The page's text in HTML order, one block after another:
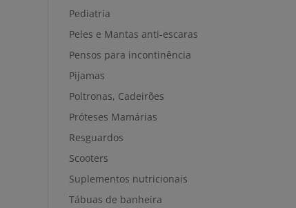
Pediatria
Peles e Mantas anti-escaras
Pensos para incontinência
Pijamas
Poltronas, Cadeirões
Próteses Mamárias
Resguardos
Scooters
Suplementos nutricionais
Tábuas de banheira